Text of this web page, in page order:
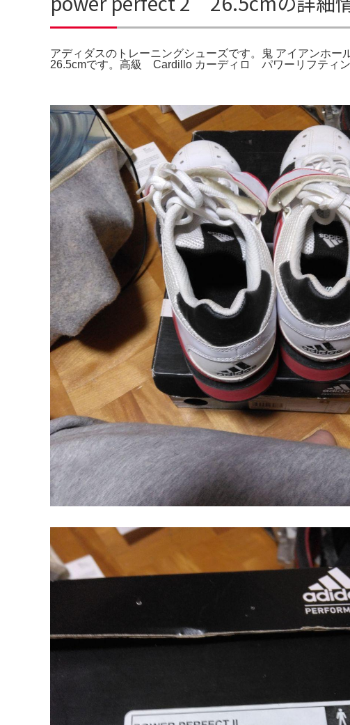
アディダスのトレーニングシューズです。鬼 アイアンホー
26.5cmです。高級 Cardillo カーディロ パワーリフティン